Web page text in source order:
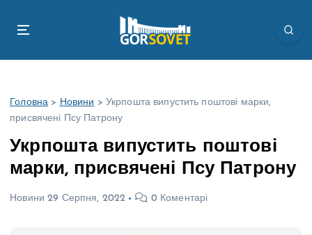
Головна > Новини > Укрпошта випустить поштові марки,
присвячені Псу Патрону
Укрпошта випустить поштові
марки, присвячені Псу Патрону
Новини 29 Серпня, 2022 0 Коментарі